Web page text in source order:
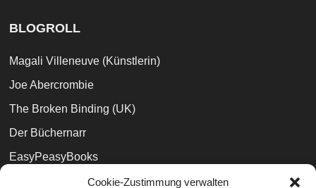
Cookie-Zustimmung verwalten
BLOGROLL
Magali Villeneuve (Künstlerin)
Joe Abercrombie
The Broken Binding (UK)
Der Büchernarr
EasyPeasyBooks
Books and Phobia